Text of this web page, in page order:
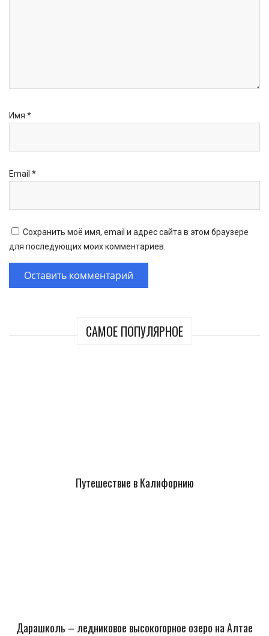
САМОЕ ПОПУЛЯРНОЕ
Путешествие в Калифорнию
Дарашколь – ледниковое высокогорное озеро на Алтае
Имя *
Email *
Сохранить моё имя, email и адрес сайта в этом браузере
для последующих моих комментариев.